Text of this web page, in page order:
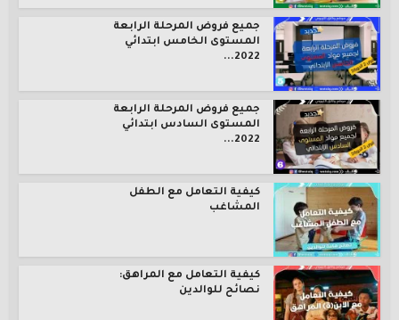
جميع فروض المرحلة الرابعة
المستوى الخامس ابتدائي
2022...
جميع فروض المرحلة الرابعة
المستوى السادس ابتدائي
2022...
كيفية التعامل مع الطفل
المشاغب
كيفية التعامل مع المراهق:
نصائح للوالدين